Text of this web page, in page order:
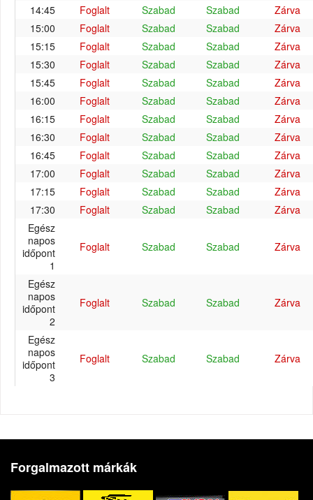
14:45
Foglalt Szabad Szabad
Zárva
15:00
Foglalt Szabad Szabad
Zárva
15:15
Foglalt Szabad Szabad
Zárva
15:30
Foglalt Szabad Szabad
Zárva
15:45
Foglalt Szabad Szabad
Zárva
16:00
Foglalt Szabad Szabad
Zárva
16:15
Foglalt Szabad Szabad
Zárva
16:30
Foglalt Szabad Szabad
Zárva
16:45
Foglalt Szabad Szabad
Zárva
17:00
Foglalt Szabad Szabad
Zárva
17:15
Foglalt Szabad Szabad
Zárva
17:30
Foglalt Szabad Szabad
Zárva
Egész
napos
időpont
1
Foglalt Szabad Szabad Zárva
Egész
napos
időpont
2
Foglalt Szabad Szabad Zárva
Egész
napos
időpont
3
Foglalt Szabad Szabad Zárva
Forgalmazott márkák